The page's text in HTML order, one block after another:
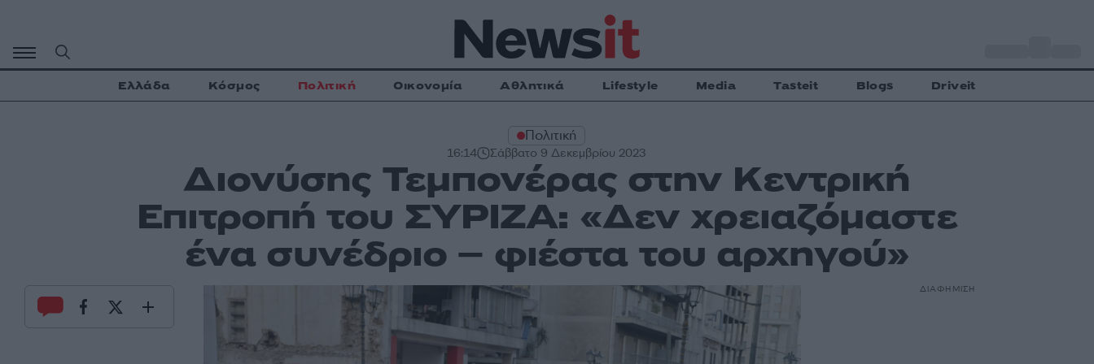
περιεχόμενο
Ελλάδα Κόσμος Πολιτική Οικονομία Αθλητικά Lifestyle Media Tasteit Blogs Driveit
Πολιτική
16:14 Σάββατο 9 Δεκεμβρίου 2023
Διονύσης Τεμπονέρας στην Κεντρική
Επιτροπή του ΣΥΡΙΖΑ: «Δεν χρειαζόμαστε
ένα συνέδριο – φιέστα του αρχηγού»
ΔΙΑΦΗΜΙΣΗ